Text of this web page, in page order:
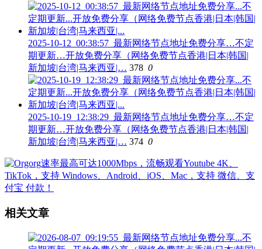
2025-10-12_00:38:57_最新网络节点地址免费分享…不定
期更新…开放免费分享（网络免费节点香港|日本|韩国|
新加坡|台湾|马来西亚|… 378 0
2025-10-19_12:38:29_最新网络节点地址免费分享…不定
期更新…开放免费分享（网络免费节点香港|日本|韩国|
新加坡|台湾|马来西亚|… 374 0
相关文章